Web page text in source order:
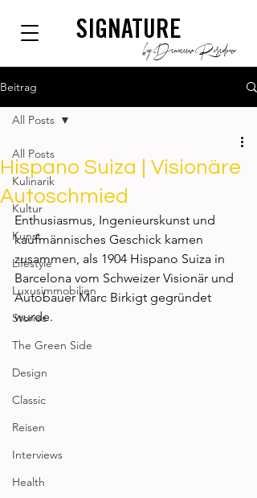
SIGNATURE
by Dianium Residence
Beitrag
All Posts
Kulinarik
Kultur
Kunst
Lifestyle
Luxusimmobilien
Stories
The Green Side
Design
Classic
Reisen
Interviews
Health
All Posts
Hispano Suiza | Visionäre
Autoschmied
Enthusiasmus, Ingenieurskunst und
kaufmännisches Geschick kamen
zusammen, als 1904 Hispano Suiza in
Barcelona vom Schweizer Visionär und
Autobauer Marc Birkigt gegründet
wurde.